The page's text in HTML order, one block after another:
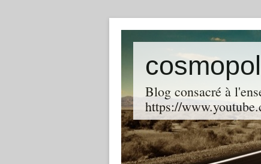
Blog consacré à
https://